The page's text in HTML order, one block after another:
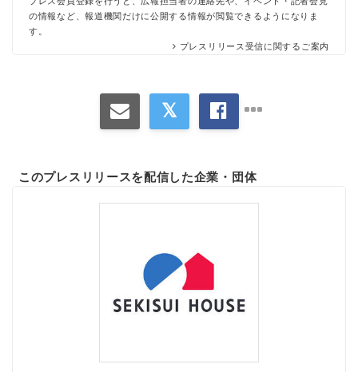
の情報など、報道機関だけに公開する情報が閲覧できるようになりま
す。
プレスリリース受信に関するご案内
このプレスリリースを配信した企業・団体